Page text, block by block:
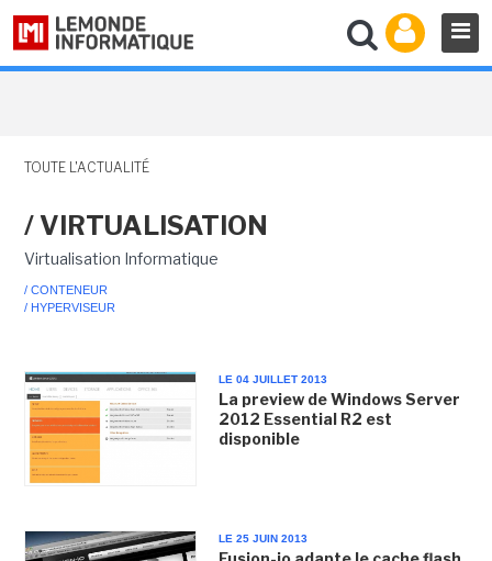
TOUTE L'ACTUALITÉ
/ VIRTUALISATION
Virtualisation Informatique
/ CONTENEUR
/ HYPERVISEUR
LE 04 JUILLET 2013
La preview de Windows Server
2012 Essential R2 est
disponible
LE 25 JUIN 2013